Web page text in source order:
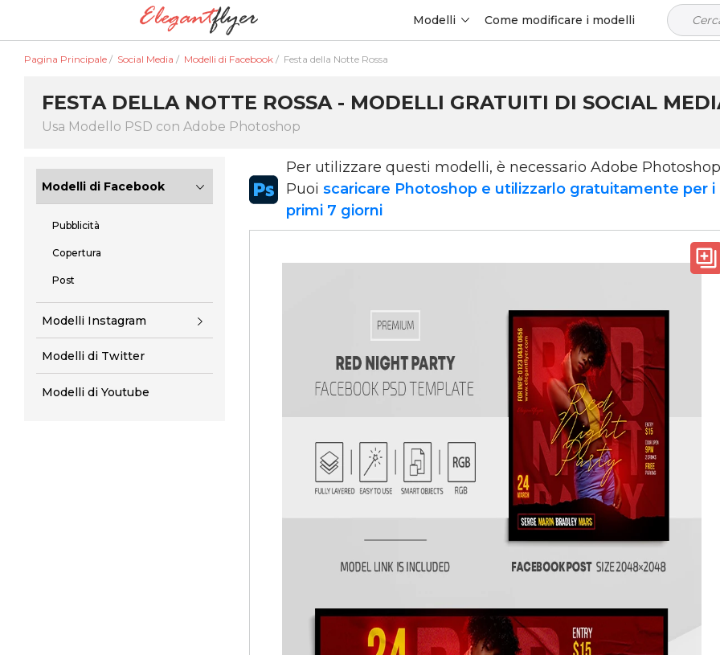
Modelli Come modificare i modelli
Pagina Principale / Social Media / Modelli di Facebook / Festa della Notte Rossa
FESTA DELLA NOTTE ROSSA - MODELLI GRATUITI DI SOCIAL
Usa Modello PSD con Adobe Photoshop
Modelli di Facebook
Pubblicità
Copertura
Post
Modelli Instagram
Modelli di Twitter
Modelli di Youtube
Per utilizzare questi modelli, è necessario Adobe Photoshop
Puoi scaricare Photoshop e utilizzarlo gratuitamente per i
primi 7 giorni